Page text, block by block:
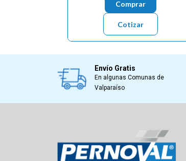
Comprar
Cotizar
Envío Gratis
En algunas Comunas de
Valparaíso